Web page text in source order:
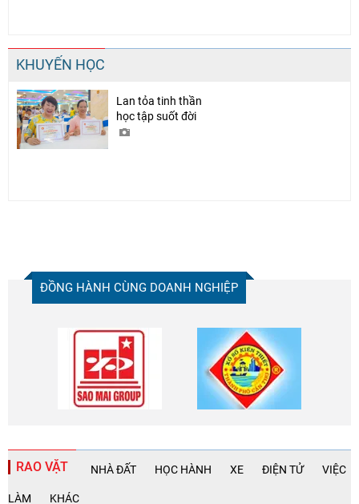
KHUYẾN HỌC
Lan tỏa tinh thần
học tập suốt đời
ĐỒNG HÀNH CÙNG DOANH NGHIỆP
RAO VẶT NHÀ ĐẤT HỌC HÀNH XE ĐIỆN TỬ VIỆC
LÀM KHÁC